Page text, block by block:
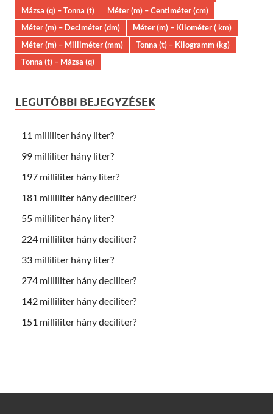
Mázsa (q) – Tonna (t)
Méter (m) – Centiméter (cm)
Méter (m) – Deciméter (dm)
Méter (m) – Kilométer ( km)
Méter (m) – Milliméter (mm)
Tonna (t) – Kilogramm (kg)
Tonna (t) – Mázsa (q)
LEGUTÓBBI BEJEGYZÉSEK
11 milliliter hány liter?
99 milliliter hány liter?
197 milliliter hány liter?
181 milliliter hány deciliter?
55 milliliter hány liter?
224 milliliter hány deciliter?
33 milliliter hány liter?
274 milliliter hány deciliter?
142 milliliter hány deciliter?
151 milliliter hány deciliter?